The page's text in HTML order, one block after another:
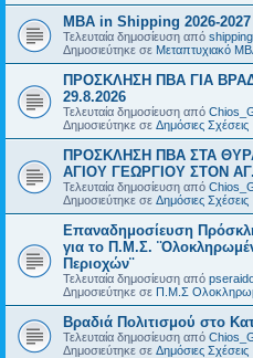
MBA in Shipping 2026-
Τελευταία δημοσίευση από
Δημοσιεύτηκε σε Μεταπτυχιακό
ΠΡΟΣΚΛΗΣΗ ΠΒΑ ΓΙΑ
29.8.2026
Τελευταία δημοσίευση από
Δημοσιεύτηκε σε Δημόσιες Σχέσεις
ΠΡΟΣΚΛΗΣΗ ΠΒΑ ΣΤΑ
ΑΓΙΟΥ ΓΕΩΡΓΙΟΥ ΣΤΟΝ
Τελευταία δημοσίευση από
Δημοσιεύτηκε σε Δημόσιες Σχέσεις
Επαναδημοσίευση
για το Π.Μ.Σ.
Περιοχών¨
Τελευταία δημοσίευση από
Δημοσιεύτηκε σε Π.Μ.Σ
Βραδιά Πολιτισμού στο
Τελευταία δημοσίευση από
Δημοσιεύτηκε σε Δημόσιες Σχέσεις